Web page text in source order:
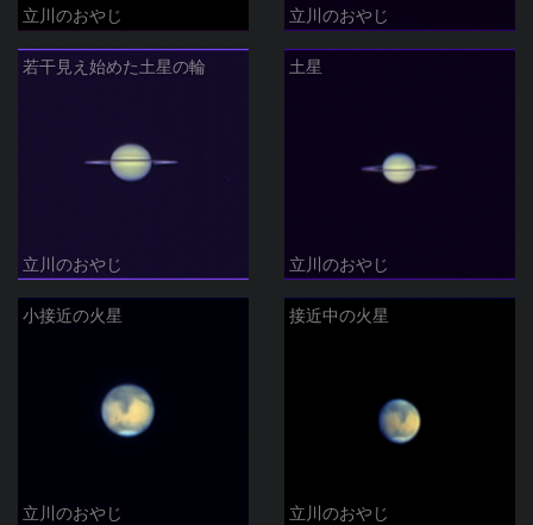
立川のおやじ 立川のおやじ
若干見え始めた土星の輪
立川のおやじ
土星
立川のおやじ
小接近の火星
立川のおやじ
接近中の火星
立川のおやじ